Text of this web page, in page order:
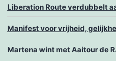
Liberation Route verdubbelt
Manifest voor vrijheid,
Martena wint met Aaitour de